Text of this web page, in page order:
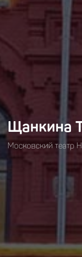
Щанкина
Московский театр